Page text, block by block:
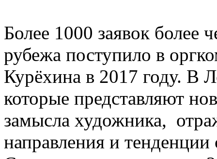
Более 1000 заявок более
рубежа поступило в
Курёхина в 2017 году. В
которые представляют
замысла художника,
направления и тенденции